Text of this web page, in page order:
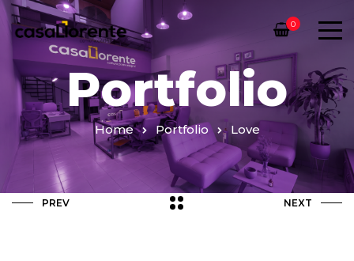
0
Portfolio
Home Portfolio Love
PREV NEXT